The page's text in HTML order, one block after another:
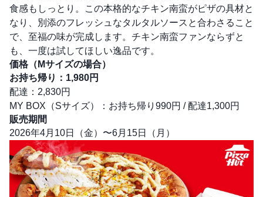
食感もしっとり。この本格的なチキン南蛮がピザの具材と
なり、別添のフレッシュなタルタルソースと合わさること
で、至福の味が完成します。チキン南蛮ファンならずと
も、一度は試してほしい逸品です。
価格（Mサイズの場合）
お持ち帰り：1,980円
配達：2,830円
MY BOX（Sサイズ）：お持ち帰り990円 / 配達1,300円
販売期間
2026年4月10日（金）〜6月15日（月）